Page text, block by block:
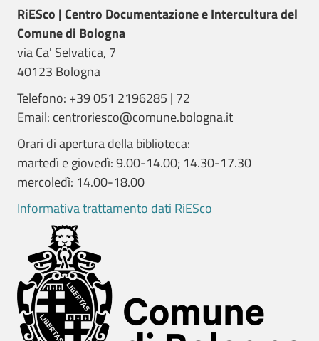
RiESco | Centro Documentazione e Intercultura del
Comune di Bologna
via Ca' Selvatica, 7
40123 Bologna
Telefono: +39 051 2196285 | 72
Email: centroriesco@comune.bologna.it
Orari di apertura della biblioteca:
martedì e giovedì: 9.00-14.00; 14.30-17.30
mercoledì: 14.00-18.00
Informativa trattamento dati RiESco